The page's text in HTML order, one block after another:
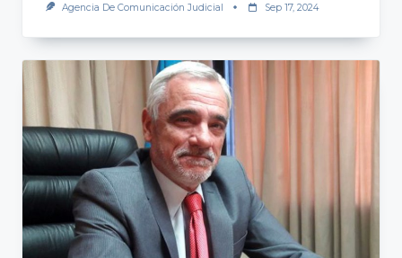
Agencia De Comunicación Judicial Sep 17, 2024